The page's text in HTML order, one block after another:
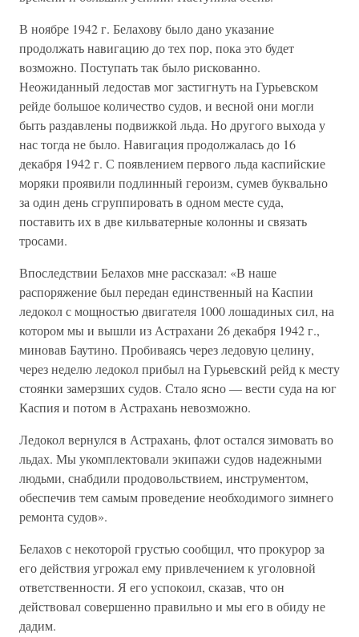
В ноябре 1942 г. Белахову было дано указание
продолжать навигацию до тех пор, пока это будет
возможно. Поступать так было рискованно.
Неожиданный ледостав мог застигнуть на Гурьевском
рейде большое количество судов, и весной они могли
быть раздавлены подвижкой льда. Но другого выхода у
нас тогда не было. Навигация продолжалась до 16
декабря 1942 г. С появлением первого льда каспийские
моряки проявили подлинный героизм, сумев буквально
за один день сгруппировать в одном месте суда,
поставить их в две кильватерные колонны и связать
тросами.
Впоследствии Белахов мне рассказал: «В наше
распоряжение был передан единственный на Каспии
ледокол с мощностью двигателя 1000 лошадиных сил, на
котором мы и вышли из Астрахани 26 декабря 1942 г.,
миновав Баутино. Пробиваясь через ледовую целину,
через неделю ледокол прибыл на Гурьевский рейд к месту
стоянки замерзших судов. Стало ясно — вести суда на юг
Каспия и потом в Астрахань невозможно.
Ледокол вернулся в Астрахань, флот остался зимовать во
льдах. Мы укомплектовали экипажи судов надежными
людьми, снабдили продовольствием, инструментом,
обеспечив тем самым проведение необходимого зимнего
ремонта судов».
Белахов с некоторой грустью сообщил, что прокурор за
его действия угрожал ему привлечением к уголовной
ответственности. Я его успокоил, сказав, что он
действовал совершенно правильно и мы его в обиду не
дадим.